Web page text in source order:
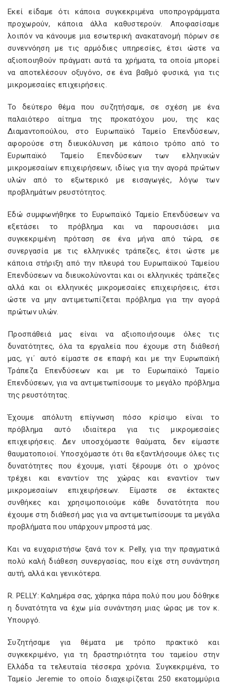
Εκεί είδαμε ότι κάποια συγκεκριμένα υποπρογράμματα
προχωρούν, κάποια άλλα καθυστερούν. Αποφασίσαμε
λοιπόν να κάνουμε μια εσωτερική ανακατανομή πόρων σε
συνεννόηση με τις αρμόδιες υπηρεσίες, έτσι ώστε να
αξιοποιηθούν πράγματι αυτά τα χρήματα, τα οποία μπορεί
να αποτελέσουν οξυγόνο, σε ένα βαθμό φυσικά, για τις
μικρομεσαίες επιχειρήσεις.
Το δεύτερο θέμα που συζητήσαμε, σε σχέση με ένα
παλαιότερο αίτημα της προκατόχου μου, της κας
Διαμαντοπούλου, στο Ευρωπαϊκό Ταμείο Επενδύσεων,
αφορούσε στη διευκόλυνση με κάποιο τρόπο από το
Ευρωπαϊκό Ταμείο Επενδύσεων των ελληνικών
μικρομεσαίων επιχειρήσεων, ιδίως για την αγορά πρώτων
υλών από το εξωτερικό με εισαγωγές, λόγω των
προβλημάτων ρευστότητος.
Εδώ συμφωνήθηκε το Ευρωπαϊκό Ταμείο Επενδύσεων να
εξετάσει το πρόβλημα και να παρουσιάσει μια
συγκεκριμένη πρόταση σε ένα μήνα από τώρα, σε
συνεργασία με τις ελληνικές τράπεζες, έτσι ώστε με
κάποια στήριξη από την πλευρά του Ευρωπαϊκού Ταμείου
Επενδύσεων να διευκολύνονται και οι ελληνικές τράπεζες
αλλά και οι ελληνικές μικρομεσαίες επιχειρήσεις, έτσι
ώστε να μην αντιμετωπίζεται πρόβλημα για την αγορά
πρώτων υλών.
Προσπάθειά μας είναι να αξιοποιήσουμε όλες τις
δυνατότητες, όλα τα εργαλεία που έχουμε στη διάθεσή
μας, γι΄ αυτό είμαστε σε επαφή και με την Ευρωπαϊκή
Τράπεζα Επενδύσεων και με το Ευρωπαϊκό Ταμείο
Επενδύσεων, για να αντιμετωπίσουμε το μεγάλο πρόβλημα
της ρευστότητας.
Έχουμε απόλυτη επίγνωση πόσο κρίσιμο είναι το
πρόβλημα αυτό ιδιαίτερα για τις μικρομεσαίες
επιχειρήσεις. Δεν υποσχόμαστε θαύματα, δεν είμαστε
θαυματοποιοί. Υποσχόμαστε ότι θα εξαντλήσουμε όλες τις
δυνατότητες που έχουμε, γιατί ξέρουμε ότι ο χρόνος
τρέχει και εναντίον της χώρας και εναντίον των
μικρομεσαίων επιχειρήσεων. Είμαστε σε έκτακτες
συνθήκες και χρησιμοποιούμε κάθε δυνατότητα που
έχουμε στη διάθεσή μας για να αντιμετωπίσουμε τα μεγάλα
προβλήματα που υπάρχουν μπροστά μας.
Και να ευχαριστήσω ξανά τον κ. Pelly, για την πραγματικά
πολύ καλή διάθεση συνεργασίας, που είχε στη συνάντηση
αυτή, αλλά και γενικότερα.
R. PELLY: Καλημέρα σας, χάρηκα πάρα πολύ που μου δόθηκε
η δυνατότητα να έχω μία συνάντηση μιας ώρας με τον κ.
Υπουργό.
Συζητήσαμε για θέματα με τρόπο πρακτικό και
συγκεκριμένο, για τη δραστηριότητα του ταμείου στην
Ελλάδα τα τελευταία τέσσερα χρόνια. Συγκεκριμένα, το
Ταμείο Jeremie το οποίο διαχειρίζεται 250 εκατομμύρια